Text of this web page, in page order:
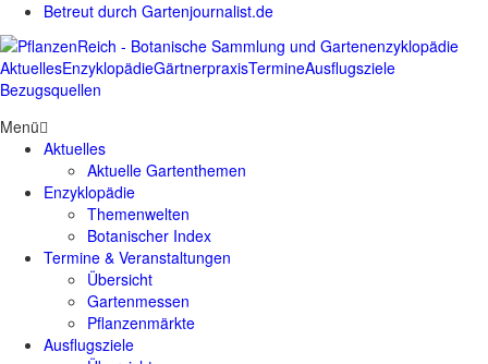
Betreut durch Gartenjournalist.de
AktuellesEnzyklopädieGärtnerpraxisTermineAusflugsziele
Bezugsquellen
Menü
Aktuelles
Aktuelle Gartenthemen
Enzyklopädie
Themenwelten
Botanischer Index
Termine & Veranstaltungen
Übersicht
Gartenmessen
Pflanzenmärkte
Ausflugsziele